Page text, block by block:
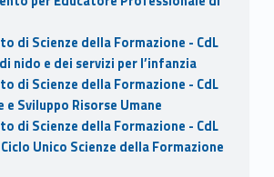
di Scienze della Formazione - CdL
nido e dei servizi per l’infanzia
di Scienze della Formazione - CdL
e Sviluppo Risorse Umane
di Scienze della Formazione - CdL
Unico Scienze della Formazione